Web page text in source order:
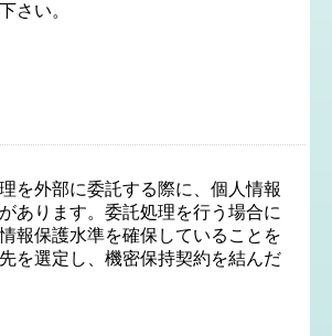
さい。
を外部に委託する際に、個人情報
あります。委託処理を行う場合に
報保護水準を確保していることを
を選定し、機密保持契約を結んだ